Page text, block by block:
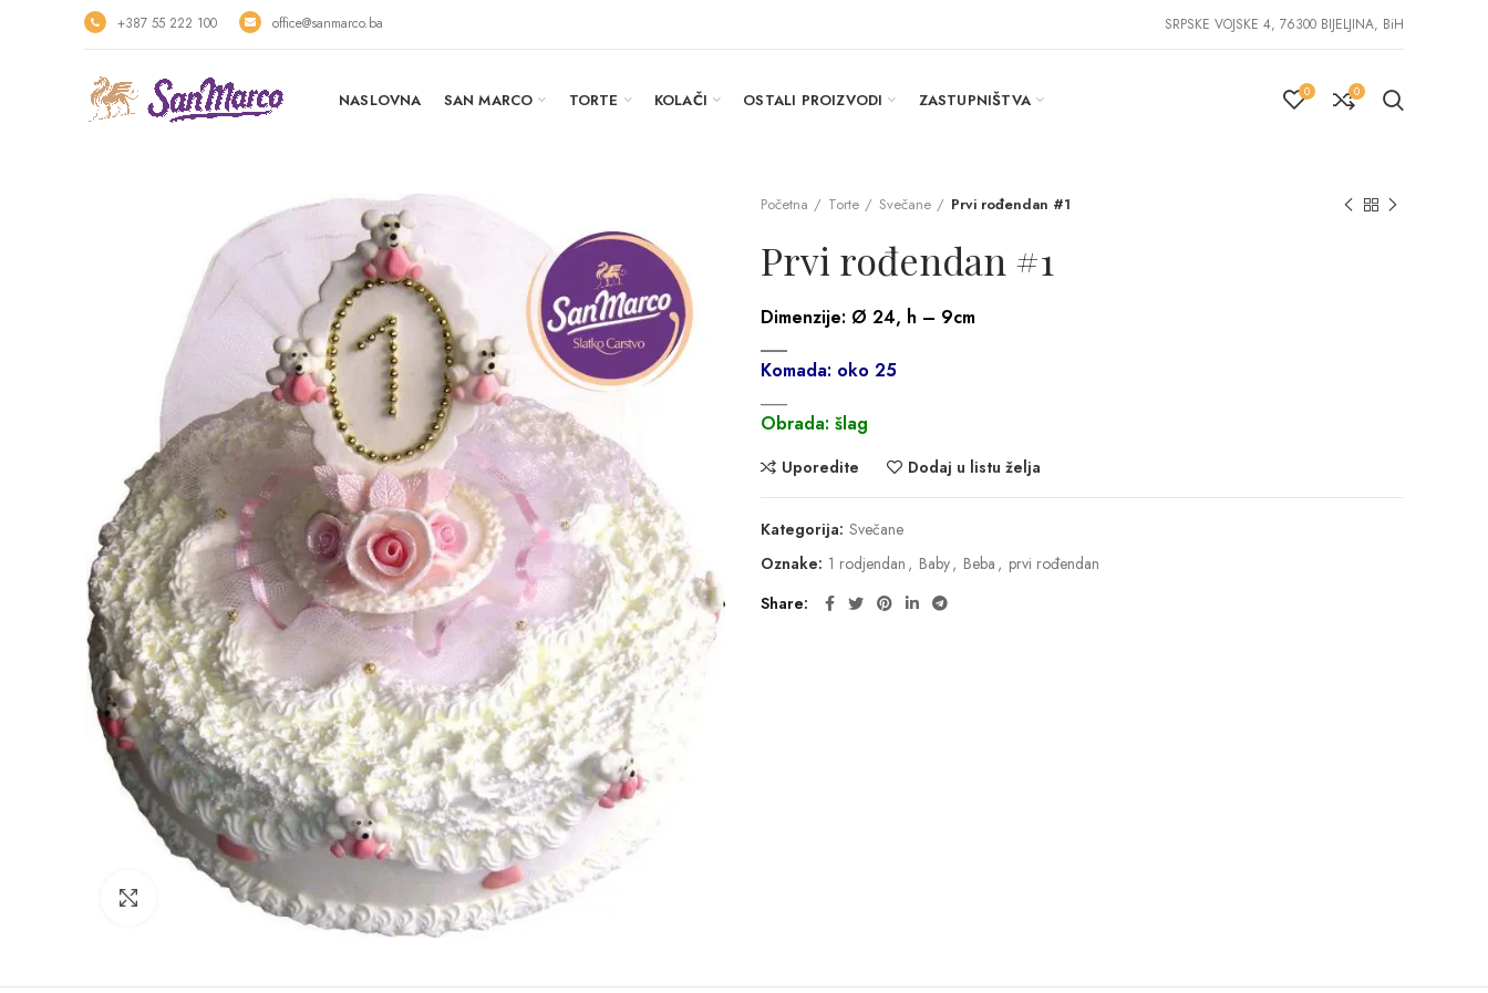
+387 55 222 100 office@sanmarco.ba SRPSKE VOJSKE 4, 76300 BIJELJINA, BiH
NASLOVNA SAN MARCO TORTE KOLAČI OSTALI PROIZVODI ZASTUPNIŠTVA 0 0
Click to enlarge
Početna Torte Svečane Prvi rođendan #1
Prvi rođendan #1
Dimenzije: Ø 24, h – 9cm
___
Komada: oko 25
Obrada: šlag
Uporedite Dodaj u listu želja
Kategorija: Svečane
Oznake: 1 rodjendan , Baby, Beba , prvi rođendan
Share